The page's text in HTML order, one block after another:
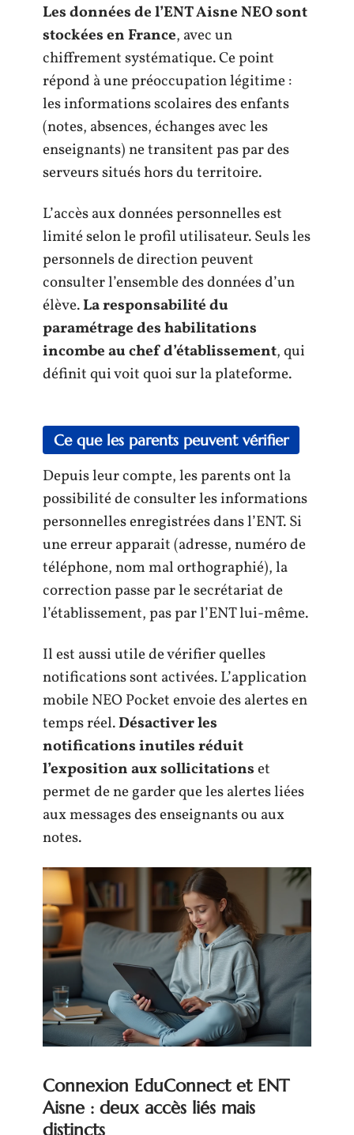
Les données de l’ENT Aisne NEO sont
stockées en France, avec un
chiffrement systématique. Ce point
répond à une préoccupation légitime :
les informations scolaires des enfants
(notes, absences, échanges avec les
enseignants) ne transitent pas par des
serveurs situés hors du territoire.
L’accès aux données personnelles est
limité selon le profil utilisateur. Seuls les
personnels de direction peuvent
consulter l’ensemble des données d’un
élève.La responsabilité du
paramétrage des habilitations
incombe au chef d’établissement, qui
définit qui voit quoi sur la plateforme.
Ce que les parents peuvent vérifier
Depuis leur compte, les parents ont la
possibilité de consulter les informations
personnelles enregistrées dans l’ENT. Si
une erreur apparait (adresse, numéro de
téléphone, nom mal orthographié), la
correction passe par le secrétariat de
l’établissement, pas par l’ENT lui-même.
Il est aussi utile de vérifier quelles
notifications sont activées. L’application
mobile NEO Pocket envoie des alertes en
temps réel.Désactiver les
notifications inutiles réduit
l’exposition aux sollicitationset
permet de ne garder que les alertes liées
aux messages des enseignants ou aux
notes.
Connexion EduConnect et ENT
Aisne : deux accès liés mais
distincts